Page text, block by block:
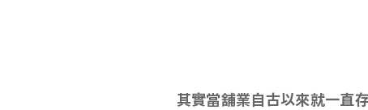
其實當舖業自古以來就一直